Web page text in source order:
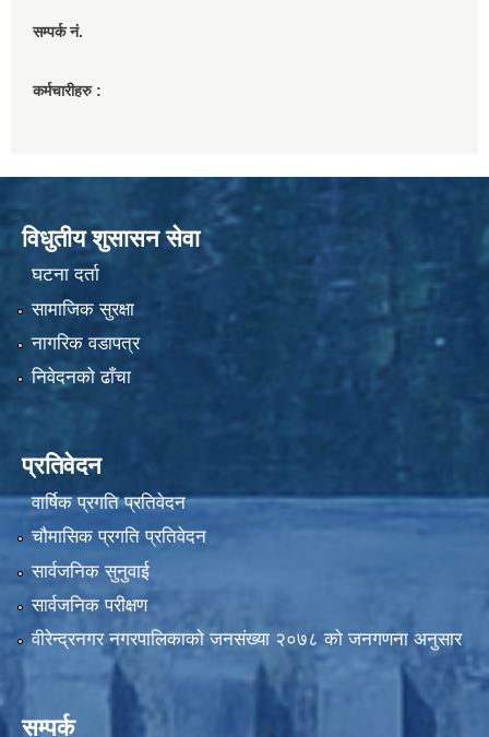
सम्पर्क नं.
कर्मचारीहरु :
विधुतीय शुसासन सेवा
घटना दर्ता
सामाजिक सुरक्षा
नागरिक वडापत्र
निवेदनको ढाँचा
प्रतिवेदन
वार्षिक प्रगति प्रतिवेदन
चौमासिक प्रगति प्रतिवेदन
सार्वजनिक सुनुवाई
सार्वजनिक परीक्षण
वीरेन्द्रनगर नगरपालिकाकाे जनसंख्या २०७८ काे जनगणना अनुसार
सम्पर्क